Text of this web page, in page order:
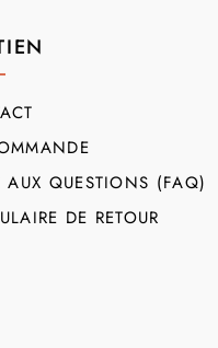
AUX QUESTIONS (FAQ)
DE RETOUR